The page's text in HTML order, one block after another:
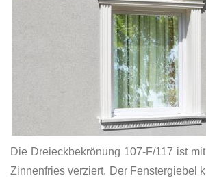
Die Dreieckbekrönung 107-F/117 ist
Zinnenfries verziert. Der Fenstergiebel